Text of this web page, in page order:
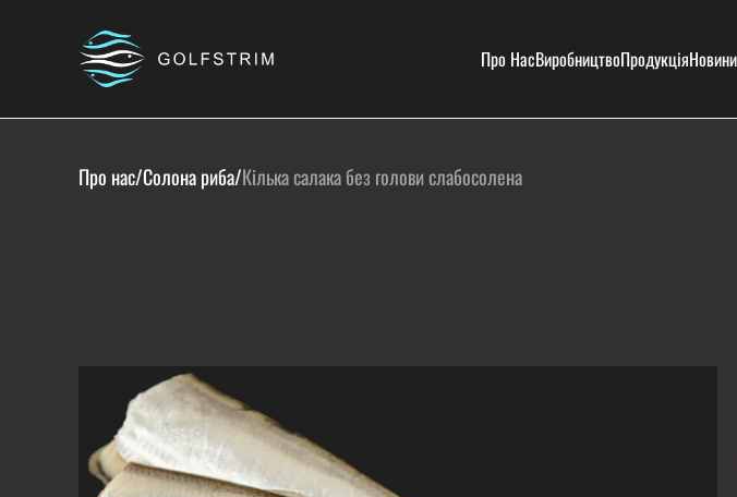
Про НасВиробництвоПродукціяНовини
Про нас/Солона риба/Кілька салака без голови слабосолена